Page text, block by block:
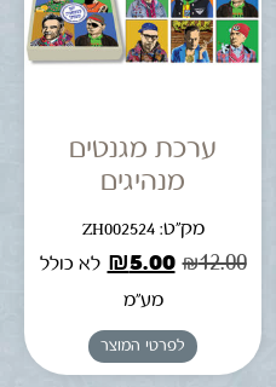
ערכת מגנטים
מנהיגים
מק"ט: ZH002524
₪12.00
₪5.00
לא כולל
מע"מ
לפרטי המוצר